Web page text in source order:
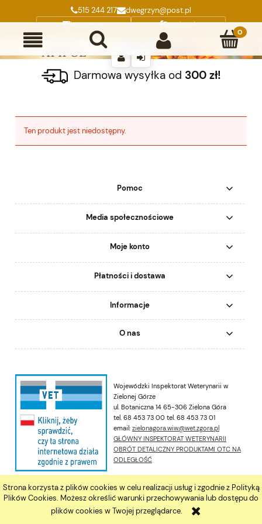
Strona korzysta z plików cookies w celu realizacji usług i zgodnie z Polityką
Plików Cookies. Możesz określić warunki przechowywania lub dostępu do
plików cookies w Twojej przeglądarce.
515 244 217
dwegrzyn@post.pl
Instagram
Facebook
Darmowa wysyłka od 300 zł!
Ten produkt jest niedostępny.
Pomoc
Media społecznościowe
Moje konto
Płatności i dostawa
Informacje
O nas
Wojewódzki Inspektorat Weterynarii w
Zielonej Górze
ul. Botaniczna 14 65-306 Zielona Góra
tel. 68 453 73 00 tel. 68 453 73 01
email: zielonagora.wiw@wet.zgora.pl
GŁÓWNY INSPEKTORAT WETERYNARII
OBRÓT DETALICZNY PRODUKTAMI OTC NA
ODLEGŁOŚĆ
pokaż pełną wersję strony
Sklep internetowy Shoper.pl